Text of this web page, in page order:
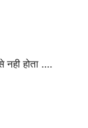
नही होता ….